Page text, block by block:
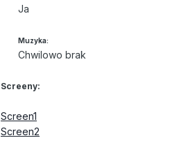
Ja
Muzyka:
Chwilowo brak
Screeny:
Screen1
Screen2